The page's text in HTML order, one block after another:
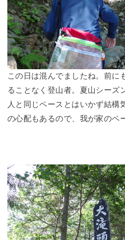
この日は混んでましたね。前に
ることなく登山者。夏山シーズ
人と同じペースとはいかず結構
の心配もあるので、我が家のペ